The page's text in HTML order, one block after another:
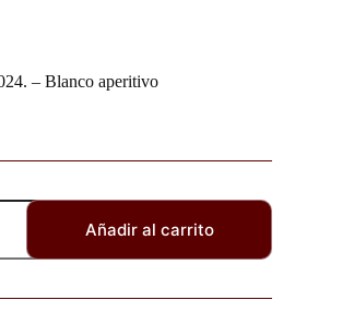
– Blanco aperitivo
Añadir al carrito